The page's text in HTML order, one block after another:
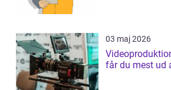
03 maj 2026
får du mest ud